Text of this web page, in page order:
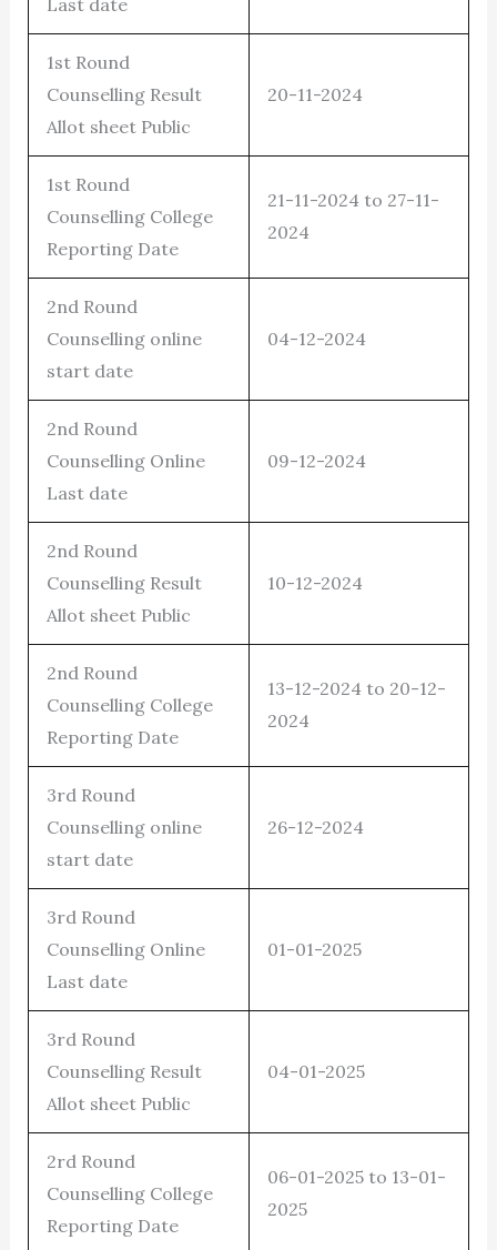
1st Round
Counselling Result
Allot sheet Public
20-11-2024
1st Round
Counselling College
Reporting Date
21-11-2024 to 27-11-
2024
2nd Round
Counselling online
start date
04-12-2024
2nd Round
Counselling Online
Last date
09-12-2024
2nd Round
Counselling Result
Allot sheet Public
10-12-2024
2nd Round
Counselling College
Reporting Date
13-12-2024 to 20-12-
2024
3rd Round
Counselling online
start date
26-12-2024
3rd Round
Counselling Online
Last date
01-01-2025
3rd Round
Counselling Result
Allot sheet Public
04-01-2025
2rd Round
Counselling College
Reporting Date
06-01-2025 to 13-01-
2025